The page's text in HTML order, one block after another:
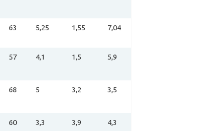
63 5,25 1,55 7,04
57 4,1 1,5 5,9
68 5 3,2 3,5
60 3,3 3,9 4,3